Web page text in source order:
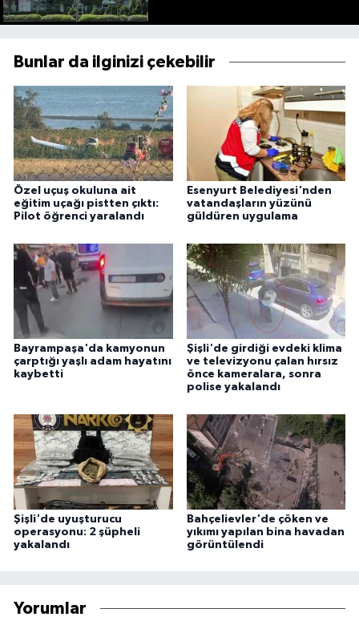
Bunlar da ilginizi çekebilir
Özel uçuş okuluna ait
eğitim uçağı pistten çıktı:
Pilot öğrenci yaralandı
Esenyurt Belediyesi'nden
vatandaşların yüzünü
güldüren uygulama
Bayrampaşa'da kamyonun
çarptığı yaşlı adam hayatını
kaybetti
Şişli'de girdiği evdeki klima
ve televizyonu çalan hırsız
önce kameralara, sonra
polise yakalandı
Şişli'de uyuşturucu
operasyonu: 2 şüpheli
yakalandı
Bahçelievler'de çöken ve
yıkımı yapılan bina havadan
görüntülendi
Yorumlar